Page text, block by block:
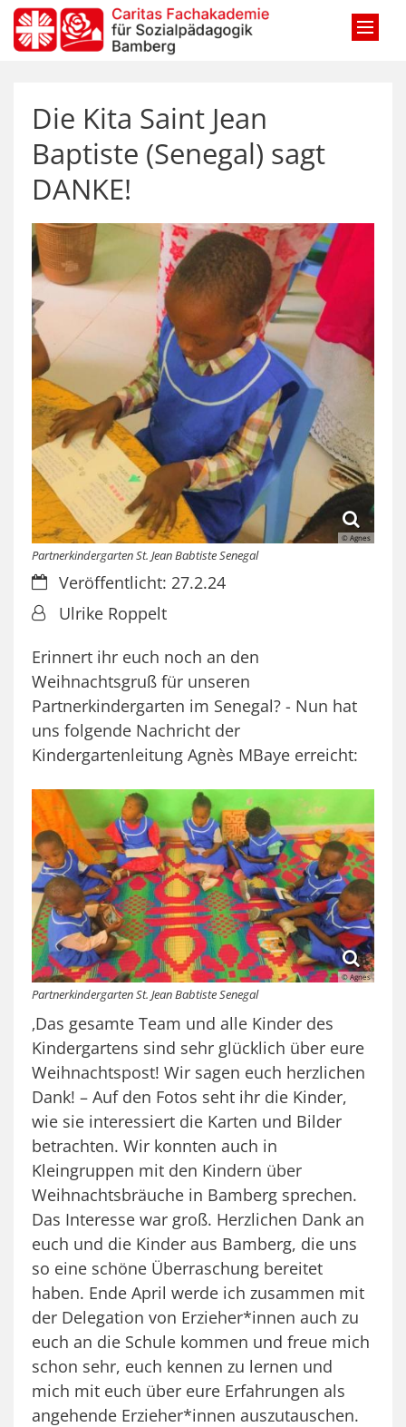
Zum Inhalt springen
Die Kita Saint Jean
Baptiste (Senegal) sagt
DANKE!
© Agnes
Partnerkindergarten St. Jean Babtiste Senegal
Datum:Veröffentlicht: 27.2.24
Von:Ulrike Roppelt
Erinnert ihr euch noch an den
Weihnachtsgruß für unseren
Partnerkindergarten im Senegal? - Nun hat
uns folgende Nachricht der
Kindergartenleitung Agnès MBaye erreicht:
© Agnes
Partnerkindergarten St. Jean Babtiste Senegal
‚Das gesamte Team und alle Kinder des
Kindergartens sind sehr glücklich über eure
Weihnachtspost! Wir sagen euch herzlichen
Dank! – Auf den Fotos seht ihr die Kinder,
wie sie interessiert die Karten und Bilder
betrachten. Wir konnten auch in
Kleingruppen mit den Kindern über
Weihnachtsbräuche in Bamberg sprechen.
Das Interesse war groß. Herzlichen Dank an
euch und die Kinder aus Bamberg, die uns
so eine schöne Überraschung bereitet
haben. Ende April werde ich zusammen mit
der Delegation von Erzieher*innen auch zu
euch an die Schule kommen und freue mich
schon sehr, euch kennen zu lernen und
mich mit euch über eure Erfahrungen als
angehende Erzieher*innen auszutauschen.